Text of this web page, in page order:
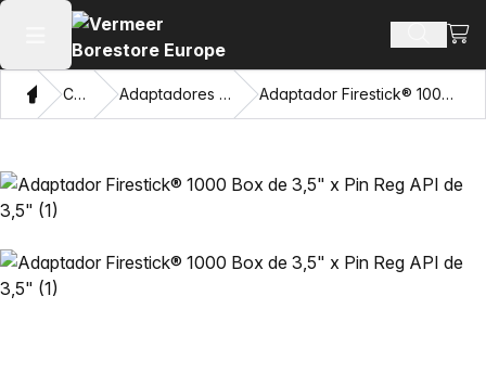
Abrir menú principal Buscar
Ver
Hogar
Catálogo Adaptadores y ojos de extracción Adaptador Firestick® 1000 Box de 3,5" x Pin Reg API de 3,5"